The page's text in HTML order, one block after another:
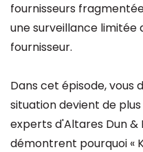
fournisseurs
une surveillance
fournisseur.
Dans cet épisode, vous
situation devient de
experts d'Altares Dun
démontrent pourquoi «